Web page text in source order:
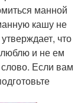
манной
кашу не
что
и не ем
слово. Если вам